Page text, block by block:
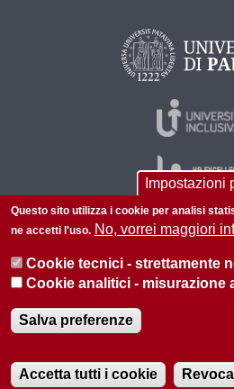
P.I. 00742430283 C.F.
Impostazioni
Questo sito utilizza i cookie per analisi
ne accetti l'uso. No, vorrei maggiori
Cookie tecnici - strettamente
Cookie analitici - misurazione
Salva preferenze
Accetta tutti i cookie